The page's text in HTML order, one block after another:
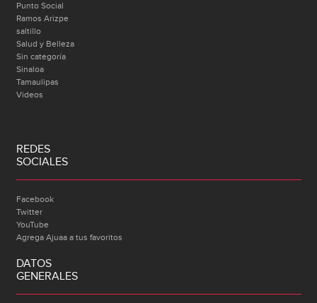
Punto Social
Ramos Arizpe
saltillo
Salud y Belleza
Sin categoría
Sinaloa
Tamaulipas
Videos
REDES
SOCIALES
Facebook
Twitter
YouTube
Agrega Ajuaa a tus favoritos
DATOS
GENERALES